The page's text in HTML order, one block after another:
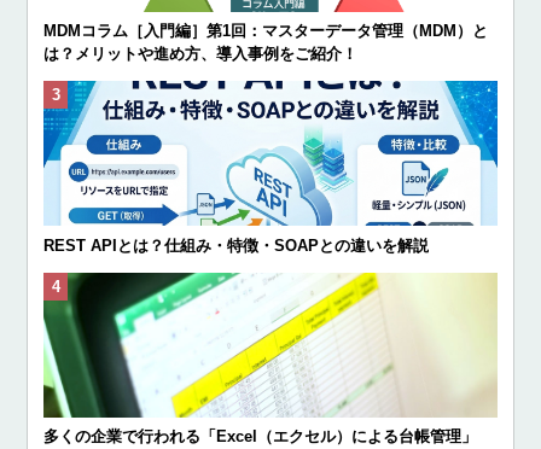
MDMコラム［入門編］第1回：マスターデータ管理（MDM）と
は？メリットや進め方、導入事例をご紹介！
REST APIとは？仕組み・特徴・SOAPとの違いを解説
多くの企業で行われる「Excel（エクセル）による台帳管理」